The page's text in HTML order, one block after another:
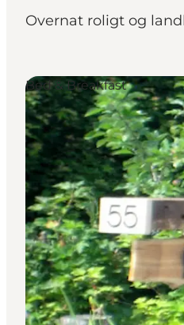
Planlæg dit besøg
Inspiration
Overnat roligt og
Bed & Breakfast